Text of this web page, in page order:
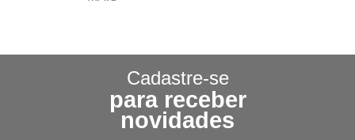
POLÍTICA DE FRETE GRÁTIS
3X SEM JUROS
NO CARTÃO DE CRÉDITO
Cadastre-se
para receber
novidades